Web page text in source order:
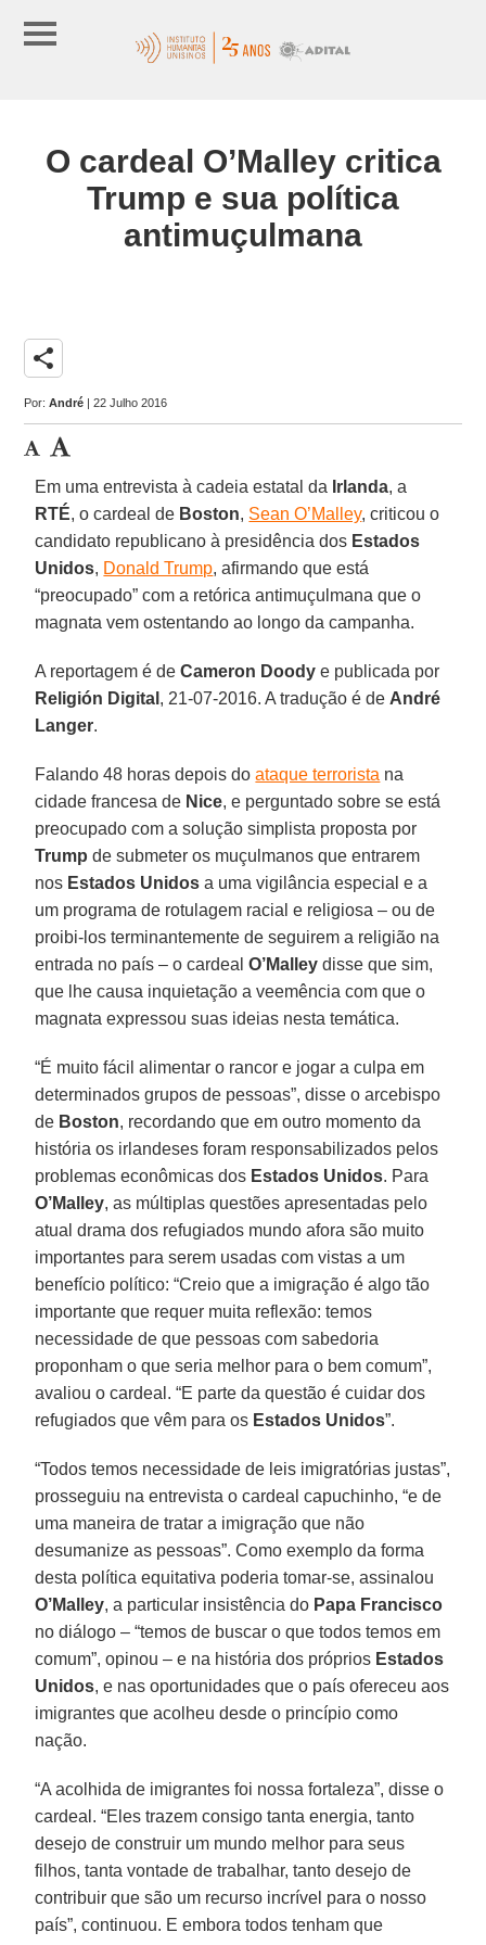
O cardeal O’Malley critica
Trump e sua política
antimuçulmana
share
Por:André | 22 Julho 2016
Em uma entrevista à cadeia estatal da Irlanda, a
RTÉ, o cardeal de Boston, Sean O’Malley, criticou o
candidato republicano à presidência dos Estados
Unidos, Donald Trump, afirmando que está
“preocupado” com a retórica antimuçulmana que o
magnata vem ostentando ao longo da campanha.
A reportagem é deCameron Doody e publicada por
Religión Digital , 21-07-2016. A tradução é de André
Langer.
Falando 48 horas depois doataque terrorista na
cidade francesa de Nice, e perguntado sobre se está
preocupado com a solução simplista proposta por
Trump de submeter os muçulmanos que entrarem
nos Estados Unidos a uma vigilância especial e a
um programa de rotulagem racial e religiosa – ou de
proibi-los terminantemente de seguirem a religião na
entrada no país – o cardealO’Malley disse que sim,
que lhe causa inquietação a veemência com que o
magnata expressou suas ideias nesta temática.
“É muito fácil alimentar o rancor e jogar a culpa em
determinados grupos de pessoas”, disse o arcebispo
de Boston, recordando que em outro momento da
história os irlandeses foram responsabilizados pelos
problemas econômicas dos Estados Unidos. Para
O’Malley, as múltiplas questões apresentadas pelo
atual drama dos refugiados mundo afora são muito
importantes para serem usadas com vistas a um
benefício político: “Creio que a imigração é algo tão
importante que requer muita reflexão: temos
necessidade de que pessoas com sabedoria
proponham o que seria melhor para o bem comum”,
avaliou o cardeal. “E parte da questão é cuidar dos
refugiados que vêm para os Estados Unidos”.
“Todos temos necessidade de leis imigratórias justas”,
prosseguiu na entrevista o cardeal capuchinho, “e de
uma maneira de tratar a imigração que não
desumanize as pessoas”. Como exemplo da forma
desta política equitativa poderia tomar-se, assinalou
O’Malley, a particular insistência do Papa Francisco
no diálogo – “temos de buscar o que todos temos em
comum”, opinou – e na história dos próprios Estados
Unidos, e nas oportunidades que o país ofereceu aos
imigrantes que acolheu desde o princípio como
nação.
“A acolhida de imigrantes foi nossa fortaleza”, disse o
cardeal. “Eles trazem consigo tanta energia, tanto
desejo de construir um mundo melhor para seus
filhos, tanta vontade de trabalhar, tanto desejo de
contribuir que são um recurso incrível para o nosso
país”, continuou. E embora todos tenham que